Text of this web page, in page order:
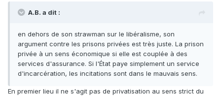
A.B. a dit :
en dehors de son strawman sur le libéralisme, son
argument contre les prisons privées est très juste. La prison
privée à un sens économique si elle est couplée à des
services d'assurance. Si l'État paye simplement un service
d'incarcération, les incitations sont dans le mauvais sens.
En premier lieu il ne s'agit pas de privatisation au sens strict du